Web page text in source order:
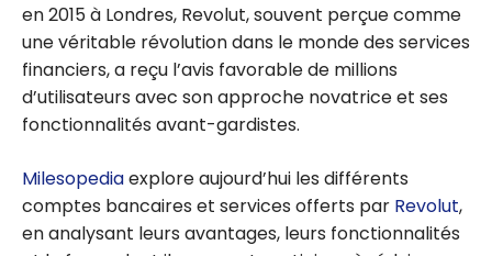
en 2015 à Londres, Revolut, souvent perçue comme
une véritable révolution dans le monde des services
financiers, a reçu l’avis favorable de millions
d’utilisateurs avec son approche novatrice et ses
fonctionnalités avant-gardistes.
Milesopediaexplore aujourd’hui les différents
comptes bancaires et services offerts par Revolut,
en analysant leurs avantages, leurs fonctionnalités